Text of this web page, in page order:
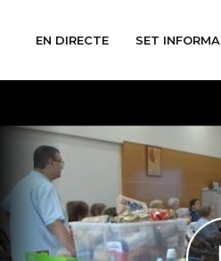
EN DIRECTE SET INFORMA